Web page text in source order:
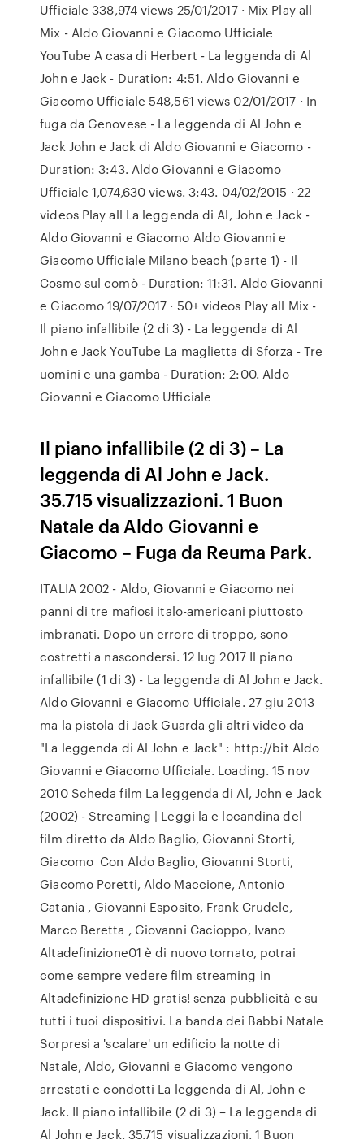
Ufficiale 338,974 views 25/01/2017 · Mix Play all
Mix - Aldo Giovanni e Giacomo Ufficiale
YouTube A casa di Herbert - La leggenda di Al
John e Jack - Duration: 4:51. Aldo Giovanni e
Giacomo Ufficiale 548,561 views 02/01/2017 · In
fuga da Genovese - La leggenda di Al John e
Jack John e Jack di Aldo Giovanni e Giacomo -
Duration: 3:43. Aldo Giovanni e Giacomo
Ufficiale 1,074,630 views. 3:43. 04/02/2015 · 22
videos Play all La leggenda di Al, John e Jack -
Aldo Giovanni e Giacomo Aldo Giovanni e
Giacomo Ufficiale Milano beach (parte 1) - Il
Cosmo sul comò - Duration: 11:31. Aldo Giovanni
e Giacomo 19/07/2017 · 50+ videos Play all Mix -
Il piano infallibile (2 di 3) - La leggenda di Al
John e Jack YouTube La maglietta di Sforza - Tre
uomini e una gamba - Duration: 2:00. Aldo
Giovanni e Giacomo Ufficiale
Il piano infallibile (2 di 3) – La
leggenda di Al John e Jack.
35.715 visualizzazioni. 1 Buon
Natale da Aldo Giovanni e
Giacomo – Fuga da Reuma Park.
ITALIA 2002 - Aldo, Giovanni e Giacomo nei
panni di tre mafiosi italo-americani piuttosto
imbranati. Dopo un errore di troppo, sono
costretti a nascondersi. 12 lug 2017 Il piano
infallibile (1 di 3) - La leggenda di Al John e Jack.
Aldo Giovanni e Giacomo Ufficiale. 27 giu 2013
ma la pistola di Jack Guarda gli altri video da
"La leggenda di Al John e Jack" : http://bit Aldo
Giovanni e Giacomo Ufficiale. Loading. 15 nov
2010 Scheda film La leggenda di Al, John e Jack
(2002) - Streaming | Leggi la e locandina del
film diretto da Aldo Baglio, Giovanni Storti,
Giacomo Con Aldo Baglio, Giovanni Storti,
Giacomo Poretti, Aldo Maccione, Antonio
Catania , Giovanni Esposito, Frank Crudele,
Marco Beretta , Giovanni Cacioppo, Ivano
Altadefinizione01 è di nuovo tornato, potrai
come sempre vedere film streaming in
Altadefinizione HD gratis! senza pubblicità e su
tutti i tuoi dispositivi. La banda dei Babbi Natale
Sorpresi a 'scalare' un edificio la notte di
Natale, Aldo, Giovanni e Giacomo vengono
arrestati e condotti La leggenda di Al, John e
Jack. Il piano infallibile (2 di 3) – La leggenda di
Al John e Jack. 35.715 visualizzazioni. 1 Buon